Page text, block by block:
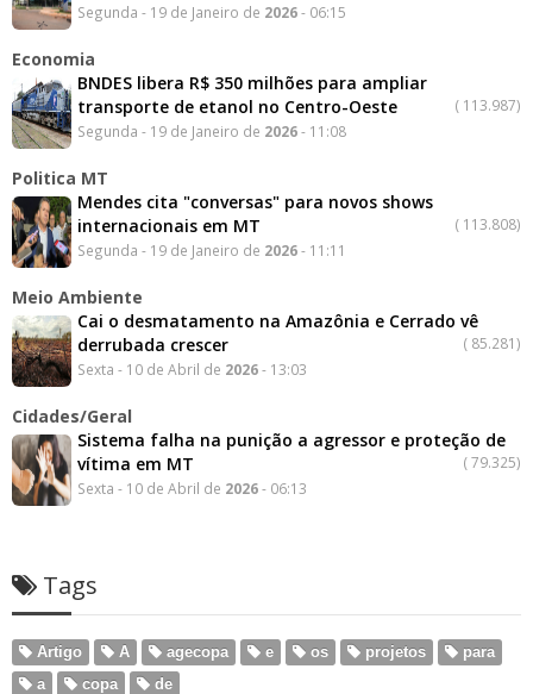
Segunda - 19 de Janeiro de 2026- 06:15
Economia
BNDES libera R$ 350 milhões para ampliar
transporte de etanol no Centro-Oeste
( 113.987)
Segunda - 19 de Janeiro de 2026- 11:08
Politica MT
Mendes cita "conversas" para novos shows
internacionais em MT
( 113.808)
Segunda - 19 de Janeiro de 2026- 11:11
Meio Ambiente
Cai o desmatamento na Amazônia e Cerrado vê
derrubada crescer
( 85.281)
Sexta - 10 de Abril de 2026- 13:03
Cidades/Geral
Sistema falha na punição a agressor e proteção de
vítima em MT
(79.325)
Sexta - 10 de Abril de 2026- 06:13
Tags
Artigo A agecopa e os projetos
para
a
copa de